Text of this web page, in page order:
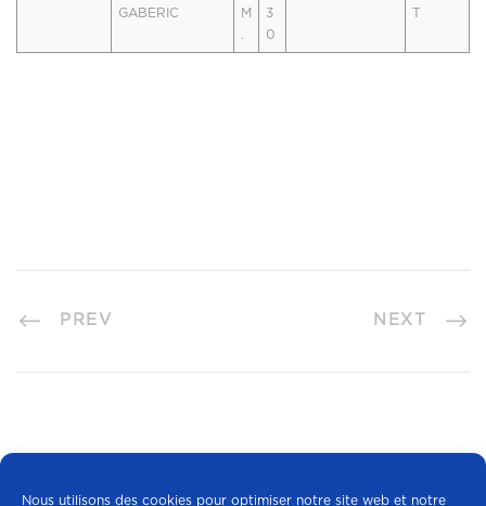
Nous utilisons des cookies pour optimiser notre site web et notre
GABERIC
M
.
3
0
PREV NEXT